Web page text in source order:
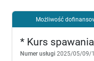
Możliwość
* Kurs
Numer usługi 2025/05/09/